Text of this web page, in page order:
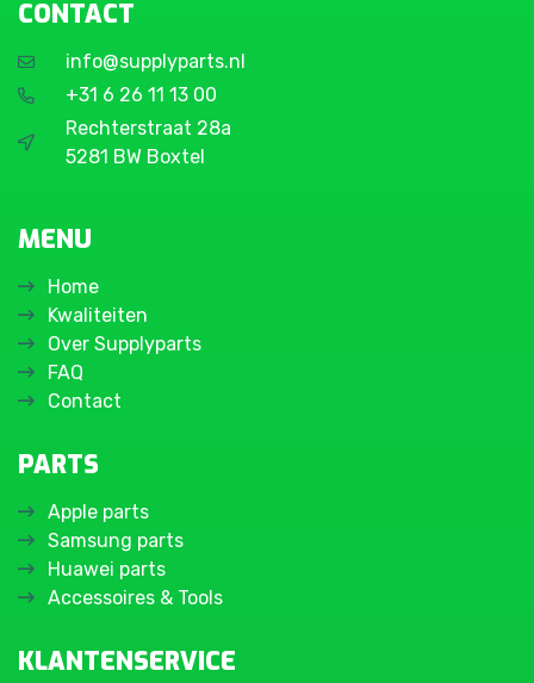
CONTACT
info@supplyparts.nl
+31 6 26 11 13 00
Rechterstraat 28a
5281 BW Boxtel
MENU
Home
Kwaliteiten
Over Supplyparts
FAQ
Contact
PARTS
Apple parts
Samsung parts
Huawei parts
Accessoires & Tools
KLANTENSERVICE